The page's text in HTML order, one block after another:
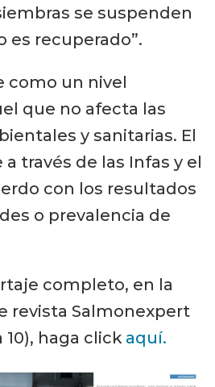
se suspenden
es recuperado”.
como un nivel
que no afecta las
y sanitarias. El
través de las Infas y el
con los resultados
o prevalencia de
completo, en la
revista Salmonexpert
haga click aquí.